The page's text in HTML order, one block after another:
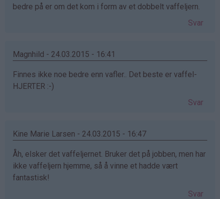
bedre på er om det kom i form av et dobbelt vaffeljern.
Svar
Magnhild - 24.03.2015 - 16:41
Finnes ikke noe bedre enn vafler.. Det beste er vaffel-
HJERTER :-)
Svar
Kine Marie Larsen - 24.03.2015 - 16:47
Åh, elsker det vaffeljernet. Bruker det på jobben, men har
ikke vaffeljern hjemme, så å vinne et hadde vært
fantastisk!
Svar